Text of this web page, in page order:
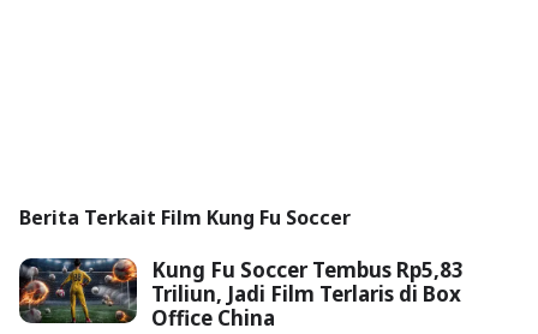
Berita Terkait Film Kung Fu Soccer
Kung Fu Soccer Tembus Rp5,83
Triliun, Jadi Film Terlaris di Box
Office China